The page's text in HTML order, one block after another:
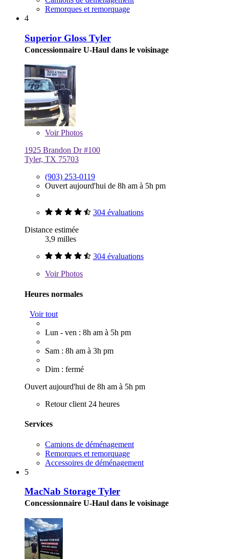
Remorques et remorquage
4
Superior Gloss Tyler
Concessionnaire U-Haul dans le voisinage
VoirPhotos
1925 Brandon Dr #100
Tyler, TX 75703
(903) 253-0119
Ouvert aujourd'hui de 8h am à 5h pm
304 évaluations
Distance estimée
3,9 milles
304 évaluations
VoirPhotos
Heures normales
Voir tout
Lun - ven : 8h am à 5h pm
Sam : 8h am à 3h pm
Dim : fermé
Ouvert aujourd'hui de 8h am à 5h pm
Retour client 24 heures
Services
Camions de déménagement
Remorques et remorquage
Accessoires de déménagement
5
MacNab Storage Tyler
Concessionnaire U-Haul dans le voisinage